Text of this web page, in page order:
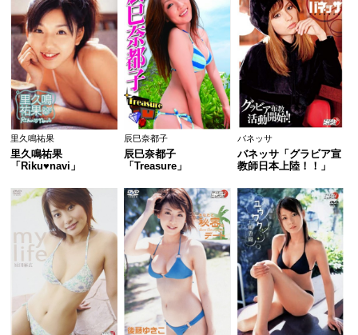
里久鳴祐果
里久鳴祐果
「Riku♥navi」
辰巳奈都子
辰巳奈都子
「Treasure」
バネッサ
バネッサ「グラビア宣
教師日本上陸！！」